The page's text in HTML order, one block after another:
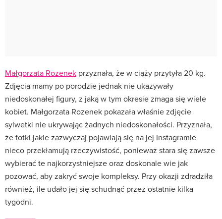
Małgorzata Rozenek przyznała, że w ciąży przytyła 20 kg.
Zdjęcia mamy po porodzie jednak nie ukazywały
niedoskonałej figury, z jaką w tym okresie zmaga się wiele
kobiet. Małgorzata Rozenek pokazała właśnie zdjęcie
sylwetki nie ukrywając żadnych niedoskonałości. Przyznała,
że fotki jakie zazwyczaj pojawiają się na jej Instagramie
nieco przekłamują rzeczywistość, ponieważ stara się zawsze
wybierać te najkorzystniejsze oraz doskonale wie jak
pozować, aby zakryć swoje kompleksy. Przy okazji zdradziła
również, ile udało jej się schudnąć przez ostatnie kilka
tygodni.